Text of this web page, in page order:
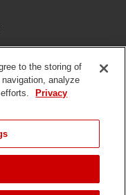
nous
copyrights
to the storing of
analyze
Privacy